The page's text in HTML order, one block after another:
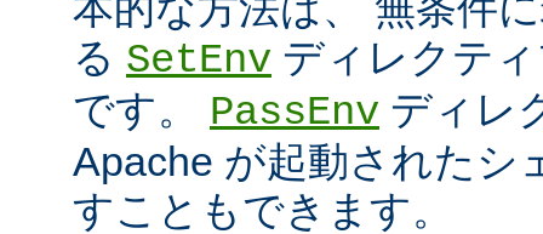
る SetEnv ディレクテ
です。 PassEnv ディレ
Apache が起動されたシ
すこともできます。